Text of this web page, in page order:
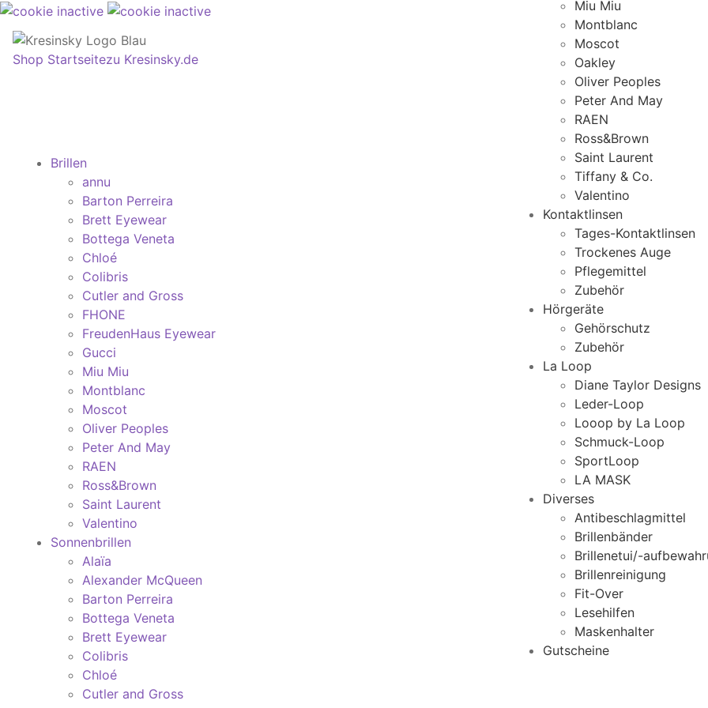
Shop Startseitezu Kresinsky.de
Miu Miu
Montblanc
Moscot
Oakley
Oliver Peoples
Peter And May
RAEN
Ross&Brown
Saint Laurent
Tiffany & Co.
Valentino
Kontaktlinsen
Tages-Kontaktlinsen
Trockenes Auge
Pflegemittel
Zubehör
Hörgeräte
Gehörschutz
Zubehör
La Loop
Diane Taylor Designs
Leder-Loop
Looop by La Loop
Schmuck-Loop
SportLoop
LA MASK
Diverses
Antibeschlagmittel
Brillenbänder
Brillenetui/-
Brillenreinigung
Fit-Over
Lesehilfen
Maskenhalter
Gutscheine
Brillen
annu
Barton Perreira
Brett Eyewear
Bottega Veneta
Chloé
Colibris
Cutler and Gross
FHONE
FreudenHaus Eyewear
Gucci
Miu Miu
Montblanc
Moscot
Oliver Peoples
Peter And May
RAEN
Ross&Brown
Saint Laurent
Valentino
Sonnenbrillen
Alaïa
Alexander McQueen
Barton Perreira
Bottega Veneta
Brett Eyewear
Colibris
Chloé
Cutler and Gross